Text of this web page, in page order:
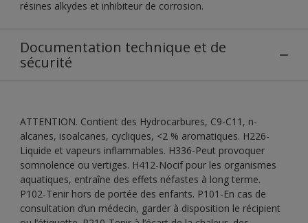
résines alkydes et inhibiteur de corrosion.
Documentation technique et de
sécurité
ATTENTION. Contient des Hydrocarbures, C9-C11, n-
alcanes, isoalcanes, cycliques, <2 % aromatiques. H226-
Liquide et vapeurs inflammables. H336-Peut provoquer
somnolence ou vertiges. H412-Nocif pour les organismes
aquatiques, entraîne des effets néfastes à long terme.
P102-Tenir hors de portée des enfants. P101-En cas de
consultation d’un médecin, garder à disposition le récipient